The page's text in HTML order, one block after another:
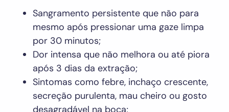
Sangramento persistente que não para
mesmo após pressionar uma gaze limpa
por 30 minutos;
Dor intensa que não melhora ou até piora
após 3 dias da extração;
Sintomas como febre, inchaço crescente,
secreção purulenta, mau cheiro ou gosto
desagradável na boca;